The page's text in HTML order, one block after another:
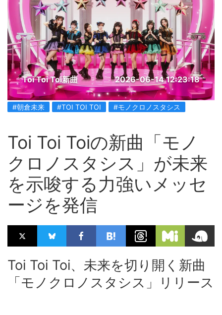
Toi Toi Toi新曲 2026-06-14 12:23:18
#朝倉未来 #TOI TOI TOI #モノクロノスタシス
Toi Toi Toiの新曲「モノ
クロノスタシス」が未来
を示唆する力強いメッセ
ージを発信
Toi Toi Toi、未来を切り開く新曲
「モノクロノスタシス」リリース